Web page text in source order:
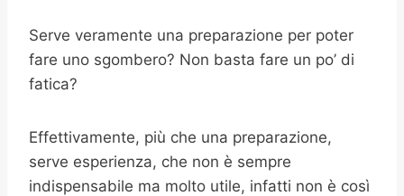
Serve veramente una preparazione per poter
fare uno sgombero? Non basta fare un po’ di
fatica?
Effettivamente, più che una preparazione,
serve esperienza, che non è sempre
indispensabile ma molto utile, infatti non è così